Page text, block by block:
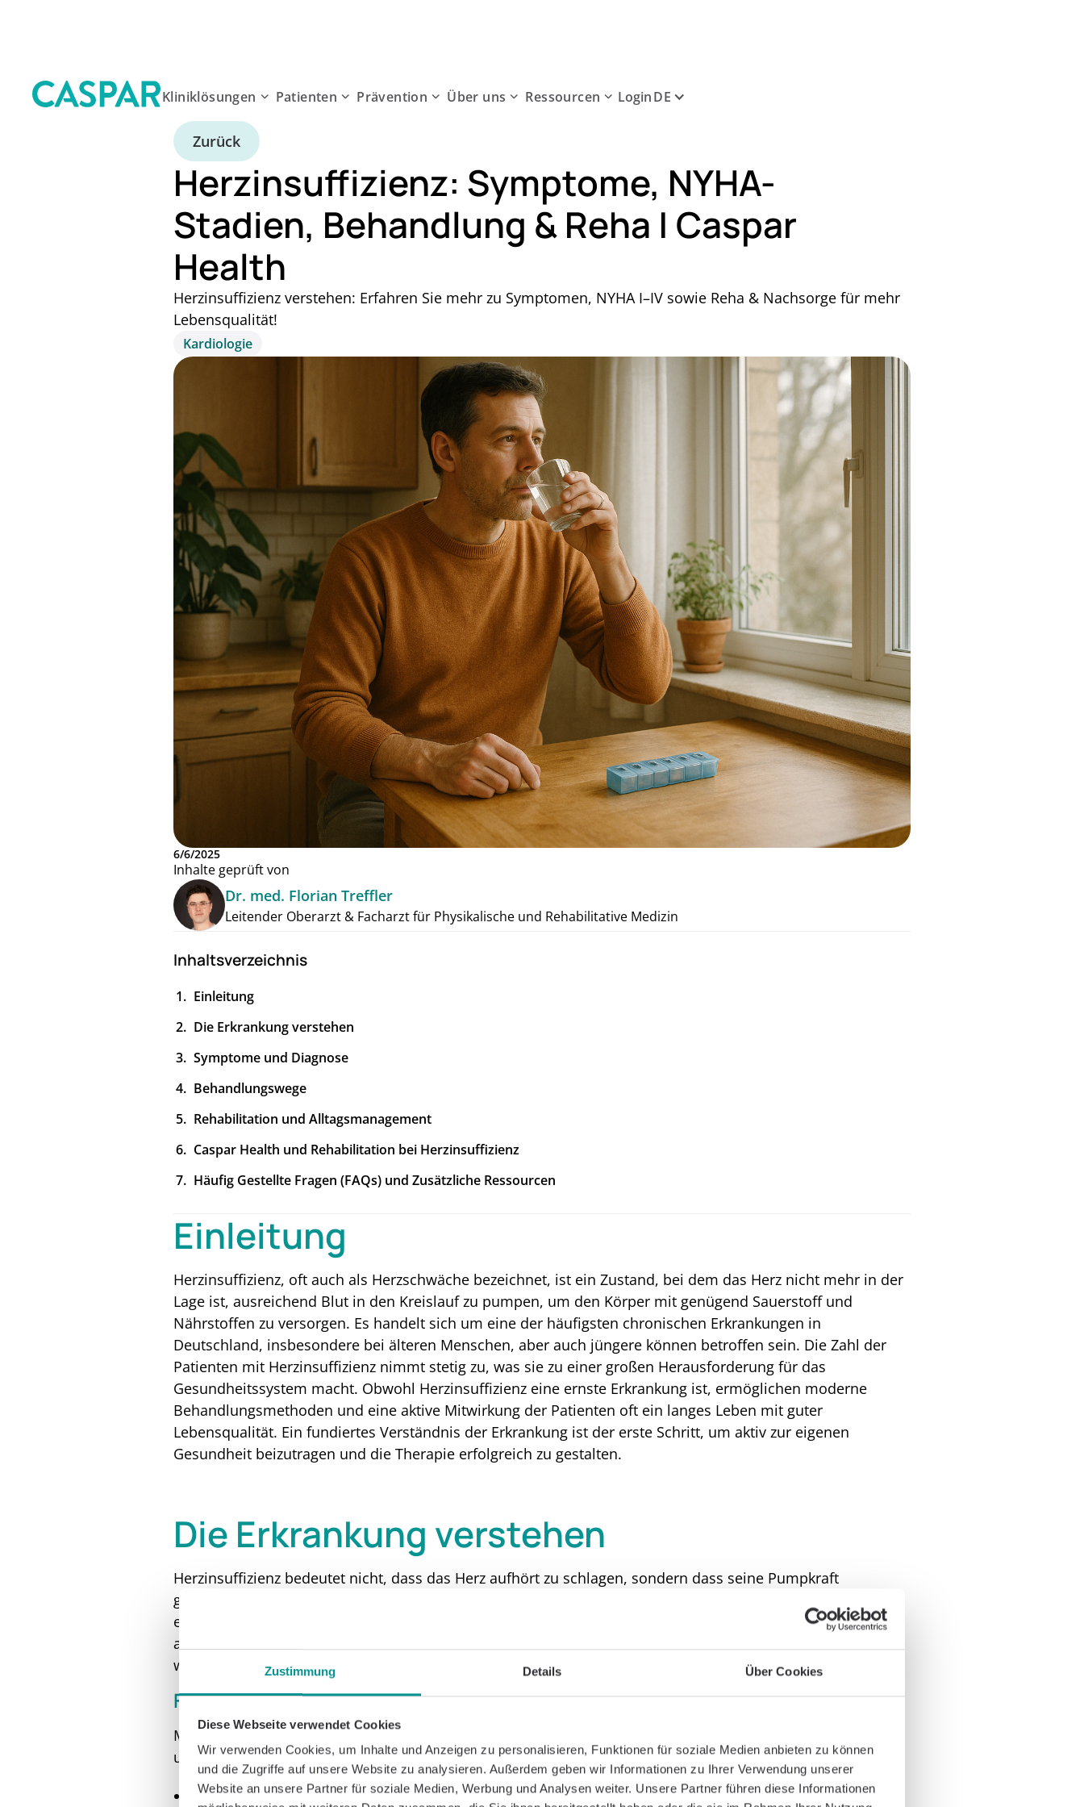
Zustimmung Details Über Cookies
Diese Webseite verwendet Cookies
Wir verwenden Cookies, um Inhalte und Anzeigen zu personalisieren, Funktionen für soziale Medien anbieten zu können
und die Zugriffe auf unsere Website zu analysieren. Außerdem geben wir Informationen zu Ihrer Verwendung unserer
Website an unsere Partner für soziale Medien, Werbung und Analysen weiter. Unsere Partner führen diese Informationen
Kliniklösungen Patienten Prävention Über uns Ressourcen LoginDE
Zurück
Herzinsuffizienz: Symptome, NYHA-
Stadien, Behandlung & Reha | Caspar
Health
Herzinsuffizienz verstehen: Erfahren Sie mehr zu Symptomen, NYHA I–IV sowie Reha & Nachsorge für mehr
Lebensqualität!
Kardiologie
6/6/2025
Inhalte geprüft von
Dr. med. Florian Treffler
Leitender Oberarzt & Facharzt für Physikalische und Rehabilitative Medizin
Inhaltsverzeichnis
Einleitung
Die Erkrankung verstehen
Symptome und Diagnose
Behandlungswege
Rehabilitation und Alltagsmanagement
Caspar Health und Rehabilitation bei Herzinsuffizienz
Häufig Gestellte Fragen (FAQs) und Zusätzliche Ressourcen
Einleitung
Herzinsuffizienz, oft auch als Herzschwäche bezeichnet, ist ein Zustand, bei dem das Herz nicht mehr in der
Lage ist, ausreichend Blut in den Kreislauf zu pumpen, um den Körper mit genügend Sauerstoff und
Nährstoffen zu versorgen. Es handelt sich um eine der häufigsten chronischen Erkrankungen in
Deutschland, insbesondere bei älteren Menschen, aber auch jüngere können betroffen sein. Die Zahl der
Patienten mit Herzinsuffizienz nimmt stetig zu, was sie zu einer großen Herausforderung für das
Gesundheitssystem macht. Obwohl Herzinsuffizienz eine ernste Erkrankung ist, ermöglichen moderne
Behandlungsmethoden und eine aktive Mitwirkung der Patienten oft ein langes Leben mit guter
Lebensqualität. Ein fundiertes Verständnis der Erkrankung ist der erste Schritt, um aktiv zur eigenen
Gesundheit beizutragen und die Therapie erfolgreich zu gestalten.
Die Erkrankung verstehen
Herzinsuffizienz bedeutet nicht, dass das Herz aufhört zu schlagen, sondern dass seine Pumpkraft
geschwächt ist, also seine Funktion nicht zu 100 % die geforderten Anforderungen erfüllt. Das Herz kann
entweder nicht mehr kräftig genug Blut auswerfen oder es kann sich zwischen den Schlägen nicht mehr
ausreichend entspannen und füllen. Dies führt dazu, dass Organe und Gewebe nicht optimal durchblutet
werden und sich Blut in anderen Körperregionen, wie der Lunge oder den Beinen, zurückstauen kann.
Formen der Herzinsuffizienz
Mediziner unterscheiden verschiedene Formen, die sich in Ursache, Ausprägung und Behandlung
unterscheiden können:
Systolische vs. Diastolische Herzinsuffizienz: